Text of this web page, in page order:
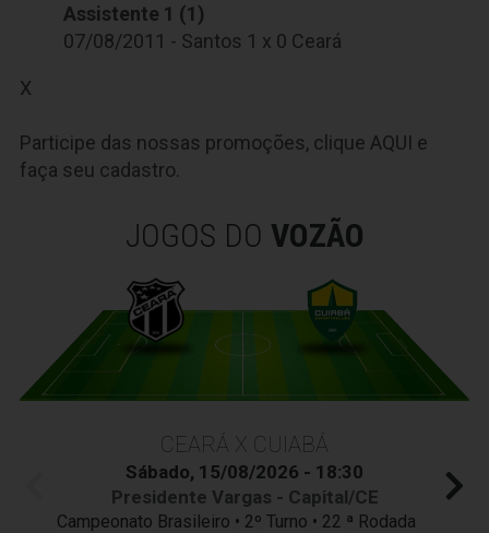
Assistente 1 (1)
07/08/2011 - Santos 1 x 0 Ceará
X
Participe das nossas promoções, clique AQUI e
faça seu cadastro.
JOGOS DO VOZÃO
CEARÁ X CUIABÁ
Sábado, 15/08/2026 - 18:30
Presidente Vargas - Capital/CE
Campeonato Brasileiro • 2º Turno • 22 ª Rodada